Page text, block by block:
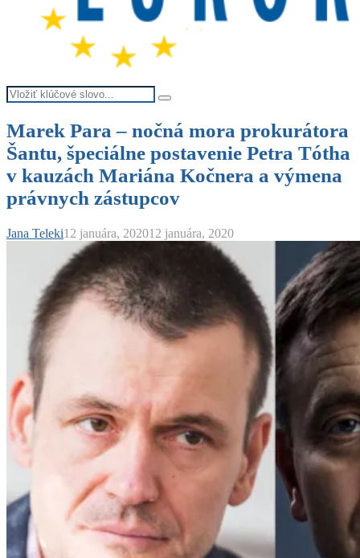
Search
for:
Search
Marek Para – nočná mora prokurátora
Šantu, špeciálne postavenie Petra Tótha
v kauzách Mariána Kočnera a výmena
právnych zástupcov
Jana Teleki12 januára, 202012 januára, 2020